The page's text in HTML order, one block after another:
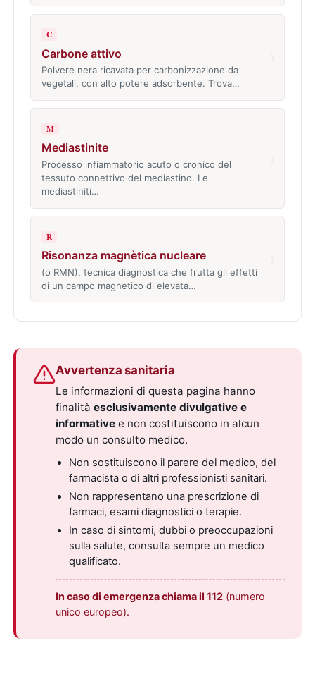
C
Carbone attivo
Polvere nera ricavata per carbonizzazione da
vegetali, con alto potere adsorbente. Trova…
M
Mediastinite
Processo infiammatorio acuto o cronico del
tessuto connettivo del mediastino. Le
mediastiniti…
R
Risonanza magnètica nucleare
(o RMN), tecnica diagnostica che frutta gli effetti
di un campo magnetico di elevata…
Avvertenza sanitaria
Le informazioni di questa pagina hanno
finalitàesclusivamente divulgative e
informative e non costituiscono in alcun
modo un consulto medico.
Non sostituiscono il parere del medico, del
farmacista o di altri professionisti sanitari.
Non rappresentano una prescrizione di
farmaci, esami diagnostici o terapie.
In caso di sintomi, dubbi o preoccupazioni
sulla salute, consulta sempre un medico
qualificato.
In caso di emergenza chiama il 112 (numero
unico europeo).